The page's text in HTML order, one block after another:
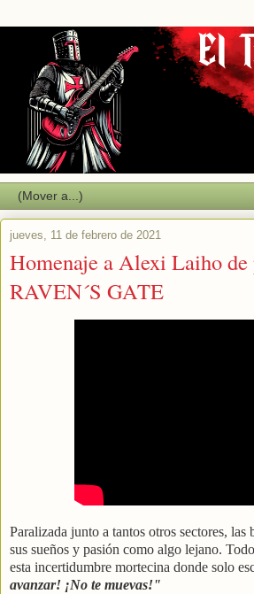
jueves, 11 de febrero de 2021
Homenaje a Alexi Laiho de
RAVEN´S GATE
Paralizada junto a tantos otros sectores, las
sus sueños y pasión como algo lejano.
esta incertidumbre mortecina donde solo
avanzar! ¡No te muevas!"